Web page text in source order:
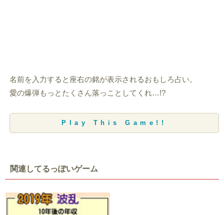
名前を入力すると座右の銘が表示されるおもしろ占い。
愛の爆弾もっとたくさん落っことしてくれ…!?
Play This Game!!
関連してるっぽいゲーム